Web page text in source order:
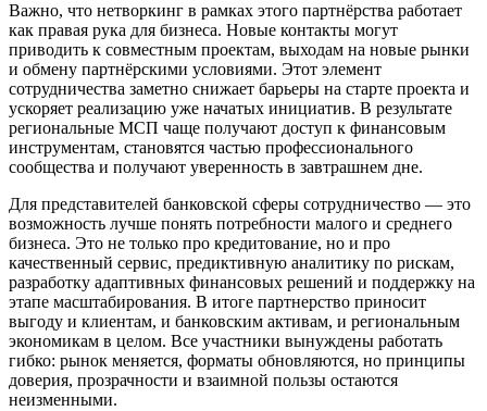
Важно, что нетворкинг в рамках этого партнёрства работает
как правая рука для бизнеса. Новые контакты могут
приводить к совместным проектам, выходам на новые рынки
и обмену партнёрскими условиями. Этот элемент
сотрудничества заметно снижает барьеры на старте проекта и
ускоряет реализацию уже начатых инициатив. В результате
региональные МСП чаще получают доступ к финансовым
инструментам, становятся частью профессионального
сообщества и получают уверенность в завтрашнем дне.
Для представителей банковской сферы сотрудничество — это
возможность лучше понять потребности малого и среднего
бизнеса. Это не только про кредитование, но и про
качественный сервис, предиктивную аналитику по рискам,
разработку адаптивных финансовых решений и поддержку на
этапе масштабирования. В итоге партнерство приносит
выгоду и клиентам, и банковским активам, и региональным
экономикам в целом. Все участники вынуждены работать
гибко: рынок меняется, форматы обновляются, но принципы
доверия, прозрачности и взаимной пользы остаются
неизменными.